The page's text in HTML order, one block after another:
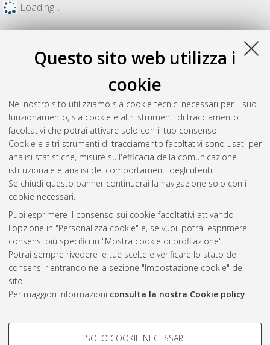
Questo sito web utilizza i
cookie
Nel nostro sito utilizziamo sia cookie tecnici necessari per il suo
funzionamento, sia cookie e altri strumenti di tracciamento
facoltativi che potrai attivare solo con il tuo consenso.
Cookie e altri strumenti di tracciamento facoltativi sono usati per
analisi statistiche, misure sull'efficacia della comunicazione
istituzionale e analisi dei comportamenti degli utenti.
Se chiudi questo banner continuerai la navigazione solo con i
cookie necessari.
Puoi esprimere il consenso sui cookie facoltativi attivando
l'opzione in "Personalizza cookie" e, se vuoi, potrai esprimere
consensi più specifici in "Mostra cookie di profilazione".
Potrai sempre rivedere le tue scelte e verificare lo stato dei
consensi rientrando nella sezione "Impostazione cookie" del
sito.
Per maggiori informazioni consulta la nostra Cookie policy.
COOKIE DI PROFILAZIONE -
SOLO COOKIE NECESSARI
Loading...
Gestione del documento:
Atom
Rss 1.0
Rss 2.0
AMS Laurea
Impostazioni Cookie
Informativa sulla privacy